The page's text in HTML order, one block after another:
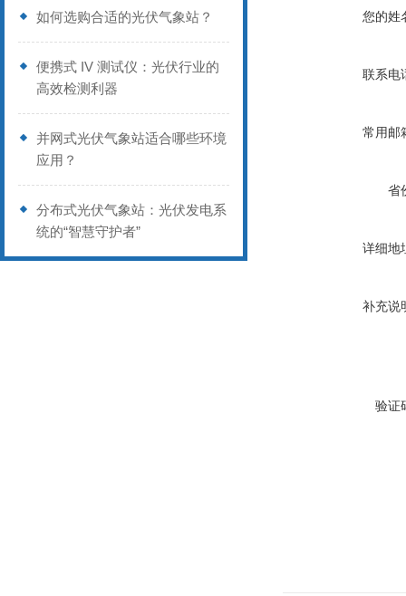
如何选购合适的光伏气象站？
便携式 IV 测试仪：光伏行业的
高效检测利器
并网式光伏气象站适合哪些环境
应用？
分布式光伏气象站：光伏发电系
统的“智慧守护者”
您的姓
联系电
常用邮
省
详细地
补充说
验证